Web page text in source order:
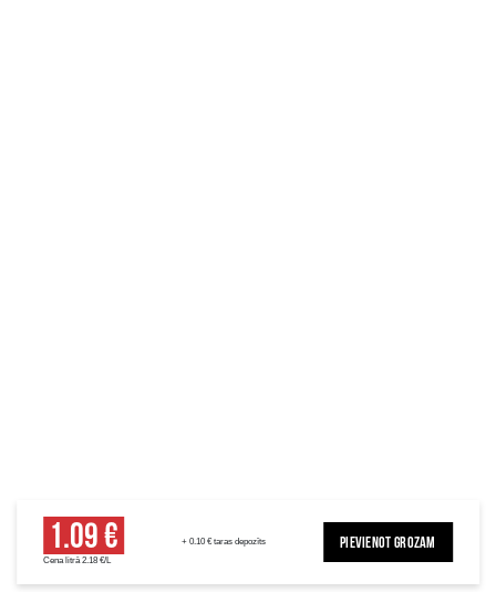
1.09 €
Cena litrā 2.18 €/L
+ 0.10 € taras depozīts PIEVIENOT GROZAM